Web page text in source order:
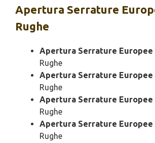
Apertura Serrature
Rughe
Apertura Serrature Europee
Rughe
Apertura Serrature Europee
Rughe
Apertura Serrature Europee
Rughe
Apertura Serrature Europee
Rughe